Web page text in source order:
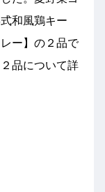
和風鶏キー
ー】の２品で
品について詳